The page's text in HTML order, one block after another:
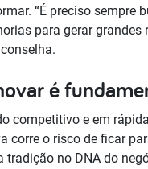
“É preciso sempre
para gerar grandes
é
competitivo e em
corre o risco de ficar
tradição no DNA do